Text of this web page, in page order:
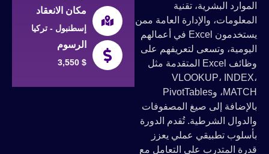
الموارد البشرية، تقنية
المعلومات، والإدارة العامة ممن
يستخدمون Excel في أعمالهم
اليومية، وتسعى لتعريفهم على
وظائف Excel المتقدمة مثل
VLOOKUP، INDEX،
MATCH، وPivotTables
بالإضافة إلى صيغ المصفوفات
والدوال الشرطية. تُقدم الدورة
بأسلوب تطبيقي عملي يعزز
قدرة المتدرب على التعامل مع
مكان الانعقاد
إسطنبول - تركيا
الرسوم
3,550 $